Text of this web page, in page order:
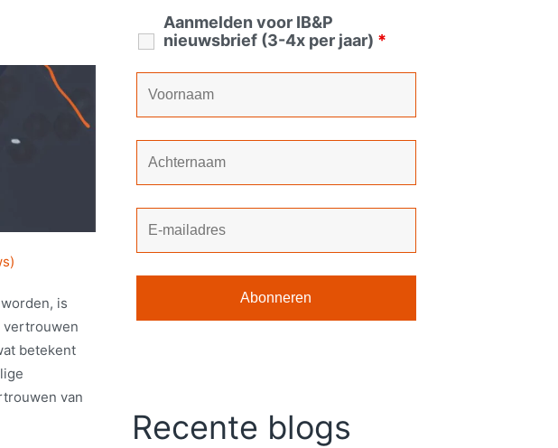
is
vertrouwen
betekent
van
Aanmelden voor IB&P
nieuwsbrief (3-4x per jaar) *
Recente blogs